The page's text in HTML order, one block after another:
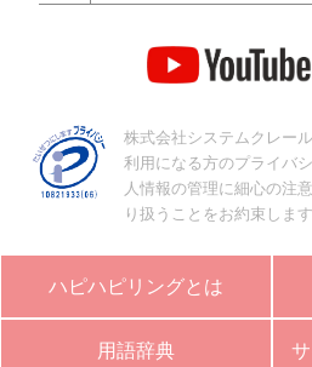
株式会社システムクレー
利用になる方のプライバ
人情報の管理に細心の注
り扱うことをお約束します
ハピハピリングとは
用語辞典